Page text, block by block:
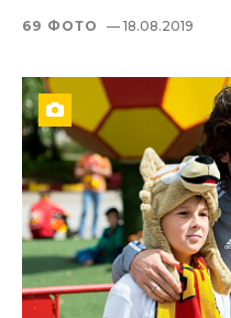
69 ФОТО — 18.08.2019